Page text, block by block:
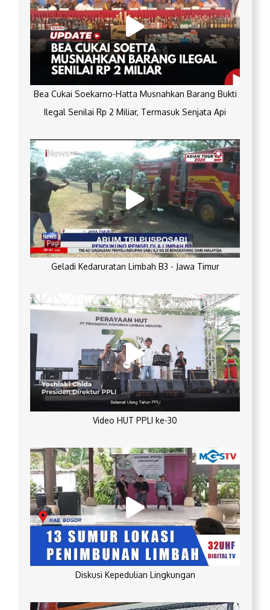
Bea Cukai Soekarno-Hatta Musnahkan Barang Bukti
Ilegal Senilai Rp 2 Miliar, Termasuk Senjata Api
Geladi Kedaruratan Limbah B3 - Jawa Timur
Video HUT PPLI ke-30
Diskusi Kepedulian Lingkungan